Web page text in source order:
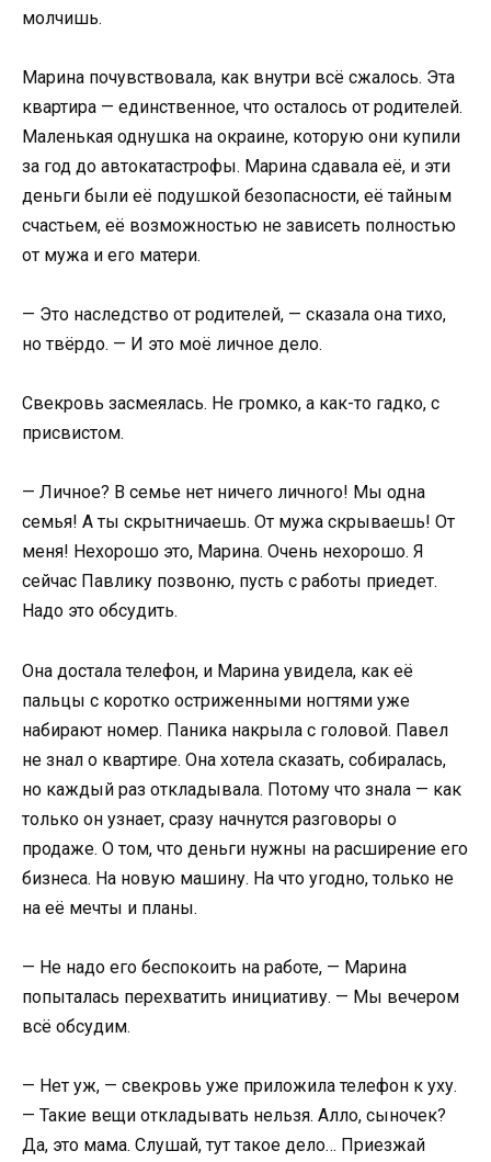
молчишь.
Марина почувствовала, как внутри всё сжалось. Эта
квартира — единственное, что осталось от родителей.
Маленькая однушка на окраине, которую они купили
за год до автокатастрофы. Марина сдавала её, и эти
деньги были её подушкой безопасности, её тайным
счастьем, её возможностью не зависеть полностью
от мужа и его матери.
— Это наследство от родителей, — сказала она тихо,
но твёрдо. — И это моё личное дело.
Свекровь засмеялась. Не громко, а как-то гадко, с
присвистом.
— Личное? В семье нет ничего личного! Мы одна
семья! А ты скрытничаешь. От мужа скрываешь! От
меня! Нехорошо это, Марина. Очень нехорошо. Я
сейчас Павлику позвоню, пусть с работы приедет.
Надо это обсудить.
Она достала телефон, и Марина увидела, как её
пальцы с коротко остриженными ногтями уже
набирают номер. Паника накрыла с головой. Павел
не знал о квартире. Она хотела сказать, собиралась,
но каждый раз откладывала. Потому что знала — как
только он узнает, сразу начнутся разговоры о
продаже. О том, что деньги нужны на расширение его
бизнеса. На новую машину. На что угодно, только не
на её мечты и планы.
— Не надо его беспокоить на работе, — Марина
попыталась перехватить инициативу. — Мы вечером
всё обсудим.
— Нет уж, — свекровь уже приложила телефон к уху.
— Такие вещи откладывать нельзя. Алло, сыночек?
Да, это мама. Слушай, тут такое дело… Приезжай